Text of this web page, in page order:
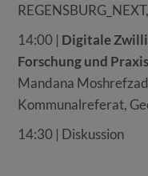
14:00 | Digitale
Forschung und Praxis
Mandana
Kommunalreferat,
14:30 | Diskussion